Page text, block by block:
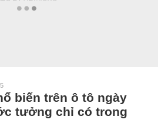
biến trên ô tô ngày
tưởng chỉ có trong